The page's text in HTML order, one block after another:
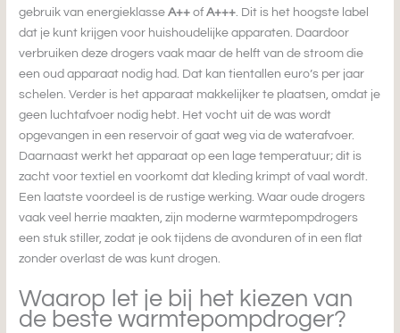
gebruik van energieklasseA++ ofA+++. Dit is het hoogste label
dat je kunt krijgen voor huishoudelijke apparaten. Daardoor
verbruiken deze drogers vaak maar de helft van de stroom die
een oud apparaat nodig had. Dat kan tientallen euro’s per jaar
schelen. Verder is het apparaat makkelijker te plaatsen, omdat je
geen luchtafvoer nodig hebt. Het vocht uit de was wordt
opgevangen in een reservoir of gaat weg via de waterafvoer.
Daarnaast werkt het apparaat op een lage temperatuur; dit is
zacht voor textiel en voorkomt dat kleding krimpt of vaal wordt.
Een laatste voordeel is de rustige werking. Waar oude drogers
vaak veel herrie maakten, zijn moderne warmtepompdrogers
een stuk stiller, zodat je ook tijdens de avonduren of in een flat
zonder overlast de was kunt drogen.
Waarop let je bij het kiezen van
de beste warmtepompdroger?